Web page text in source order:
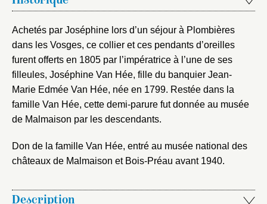
Achetés par Joséphine lors d’un séjour à Plombières
dans les Vosges, ce collier et ces pendants d’oreilles
furent offerts en 1805 par l’impératrice à l’une de ses
filleules, Joséphine Van Hée, fille du banquier Jean-
Marie Edmée Van Hée, née en 1799. Restée dans la
famille Van Hée, cette demi-parure fut donnée au musée
de Malmaison par les descendants.
Don de la famille Van Hée, entré au musée national des
châteaux de Malmaison et Bois-Préau avant 1940.
Description
notice
Nom du dossier
Valider
Nouveau dossier
Connexion
Courriel
Mot de passe
Envoyer